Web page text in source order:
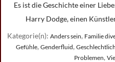
Es ist die Geschichte einer
Harry Dodge, einen
Kategorie(n): Anders sein, Familie
Gefühle, Genderfluid,
Problemen,